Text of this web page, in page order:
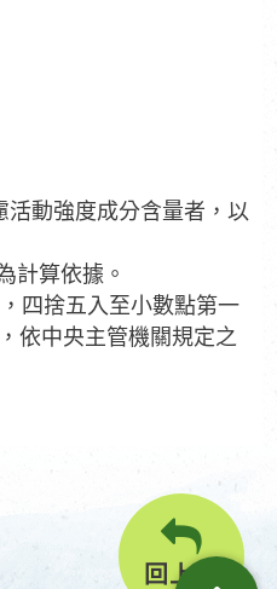
動強度成分含量者，以
計算依據。
四捨五入至小數點第一
依中央主管機關規定之
回上頁